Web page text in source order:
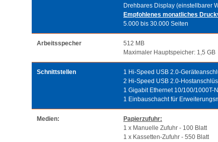
Drehbares Display (einstellbarer
Empfohlenes monatliches
5.000 bis 30.000 Seiten
Arbeitsspecher
512 MB
Maximaler Hauptspeicher: 1,5 GB
Schnittstellen
1 Hi-Speed USB 2.0-
2 Hi-Speed USB 2.0-
1 Gigabit Ethernet 10/100/1000T-
1 Einbauschacht für
Medien:
Papierzufuhr:
1 x Manuelle Zufuhr - 100 Blatt
1 x Kassetten-Zufuhr - 550 Blatt